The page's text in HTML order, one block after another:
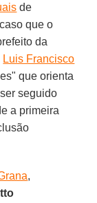
de
que o
da
Luis Francisco
que orienta
seguido
a primeira
,